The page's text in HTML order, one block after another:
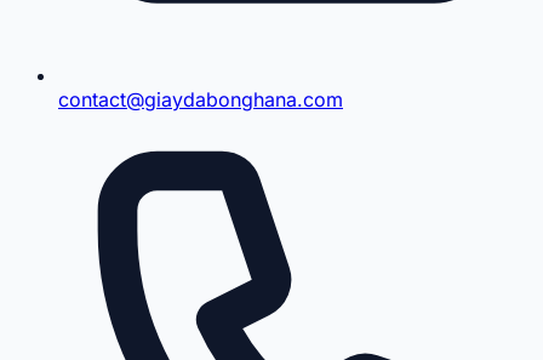
contact@giaydabonghana.com